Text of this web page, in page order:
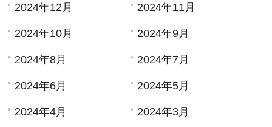
2024年12月 2024年11月
2024年10月 2024年9月
2024年8月 2024年7月
2024年6月 2024年5月
2024年4月 2024年3月